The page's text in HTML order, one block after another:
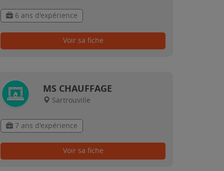
6 ans d'expérience
Voir sa fiche
MS CHAUFFAGE
Sartrouville
7 ans d'expérience
Voir sa fiche